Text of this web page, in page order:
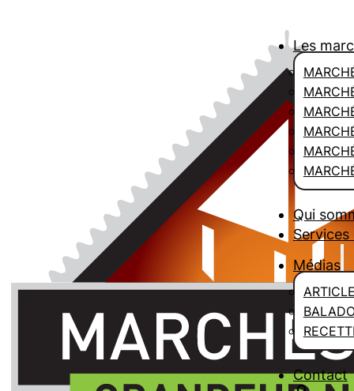
Les
Qui
Médias
Contact